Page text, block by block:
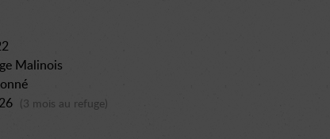
Malinois
(3 mois au refuge)